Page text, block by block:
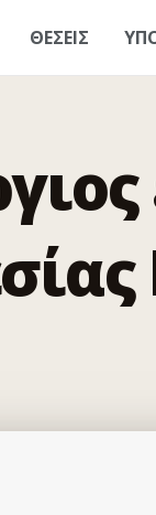
ΘΕΣΕΙΣ